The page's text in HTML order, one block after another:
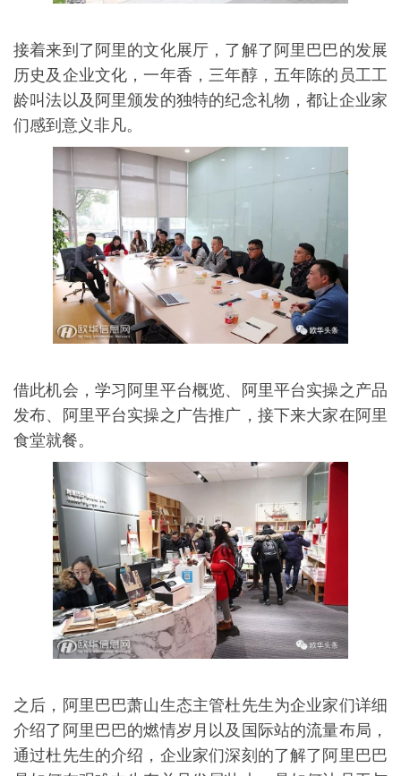
接着来到了阿里的文化展厅，了解了阿里巴巴的发展
历史及企业文化，一年香，三年醇，五年陈的员工工
龄叫法以及阿里颁发的独特的纪念礼物，都让企业家
们感到意义非凡。
借此机会，学习阿里平台概览、阿里平台实操之产品
发布、阿里平台实操之广告推广，接下来大家在阿里
食堂就餐。
之后，阿里巴巴萧山生态主管杜先生为企业家们详细
介绍了阿里巴巴的燃情岁月以及国际站的流量布局，
通过杜先生的介绍，企业家们深刻的了解了阿里巴巴